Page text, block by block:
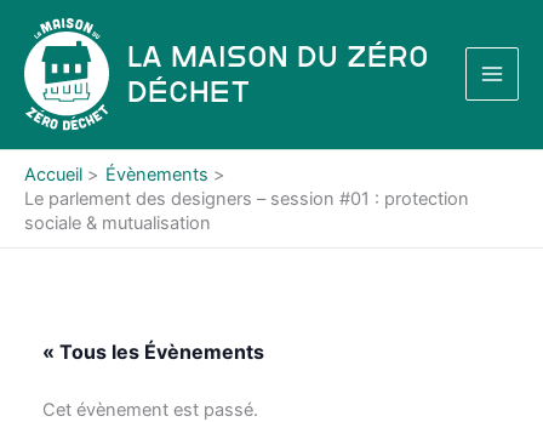
contenu
La Maison du Zéro
Déchet
Accueil
Évènements
Le parlement des designers – session #01 : protection
sociale & mutualisation
« Tous les Évènements
Cet évènement est passé.